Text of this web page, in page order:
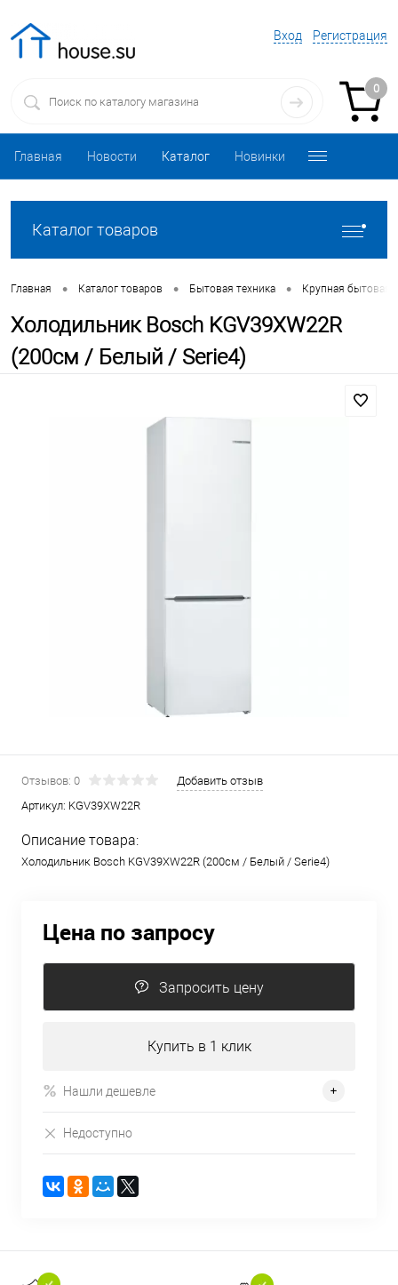
Вход Регистрация
0
Главная Новости Каталог Новинки
Каталог товаров
Главная • Каталог товаров • Бытовая техника • Крупная бытовая
Холодильник Bosch KGV39XW22R
(200см / Белый / Serie4)
Отзывов: 0
Добавить отзыв
Артикул: KGV39XW22R
Описание товара:
Холодильник Bosch KGV39XW22R (200см / Белый / Serie4)
Цена по запросу
Запросить цену
Купить в 1 клик
Нашли дешевле
Недоступно